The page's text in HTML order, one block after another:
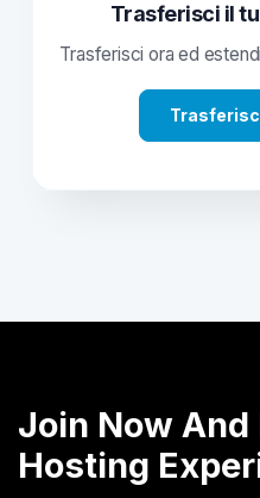
Trasferisci il
Trasferisci ora ed
Join Now And
Hosting